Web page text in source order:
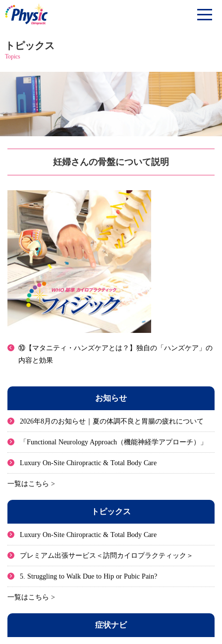
トピックス
Topics
妊婦さんの骨盤について説明
⑩【マタニティ・ハンズケアとは？】独自の「ハンズケア」の
内容と効果
お知らせ
2026年8月のお知らせ｜夏の体調不良と胃腸の疲れについて
「Functional Neurology Approach（機能神経学アプローチ）」
Luxury On-Site Chiropractic & Total Body Care
一覧はこちら >
トピックス
Luxury On-Site Chiropractic & Total Body Care
プレミアム出張サービス＜訪問カイロプラクティック＞
5. Struggling to Walk Due to Hip or Pubic Pain?
一覧はこちら >
症状ナビ